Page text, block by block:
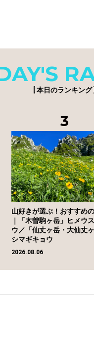
[ 本日のランキング ]
山好きが選ぶ！おすすめ
｜「木曽駒ヶ岳」ヒメウ
ウ／「仙丈ヶ岳・大仙丈
シマギキョウ
2026.08.06